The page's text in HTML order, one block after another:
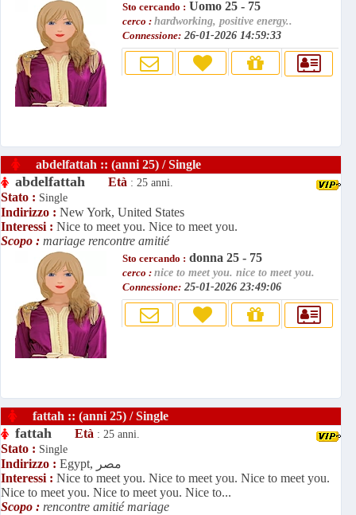
Sto cercando : Uomo 25 - 75
cerco : hardworking, positive energy..
Connessione: 26-01-2026 14:59:33
abdelfattah :: (anni 25) / Single
abdelfattah Età : 25 anni.
Stato : Single
Indirizzo : New York, United States
Interessi : Nice to meet you. Nice to meet you.
Scopo : mariage rencontre amitié
Sto cercando : donna 25 - 75
cerco : nice to meet you. nice to meet you.
Connessione: 25-01-2026 23:49:06
fattah :: (anni 25) / Single
fattah Età : 25 anni.
Stato : Single
Indirizzo :
Egypt, مصر
Interessi : Nice to meet you. Nice to meet you. Nice to meet you.
Nice to meet you. Nice to meet you. Nice to...
Scopo : rencontre amitié mariage